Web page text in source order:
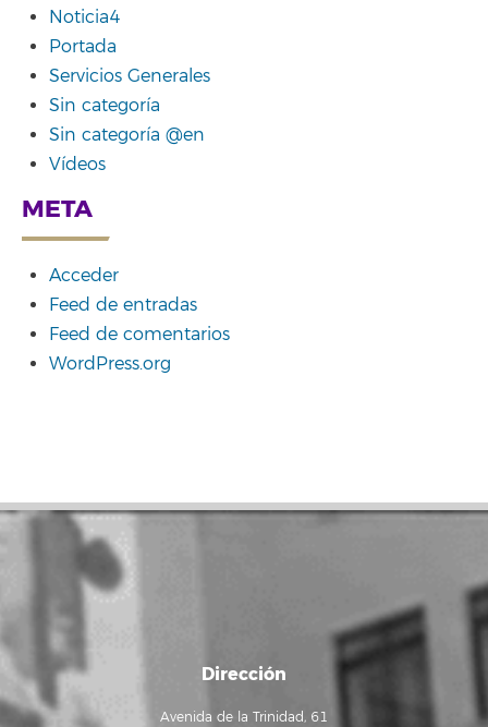
Noticia4
Portada
Servicios Generales
Sin categoría
Sin categoría @en
Vídeos
META
Acceder
Feed de entradas
Feed de comentarios
WordPress.org
Dirección
Avenida de la Trinidad, 61